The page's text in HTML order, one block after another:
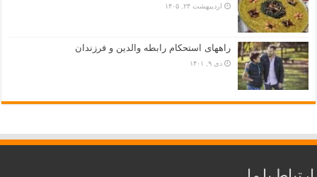
اردیبهشت ۲۴, ۱۴۰۵
راههای استحکام رابطه والدین و فرزندان
دی ۹, ۱۴۰۱